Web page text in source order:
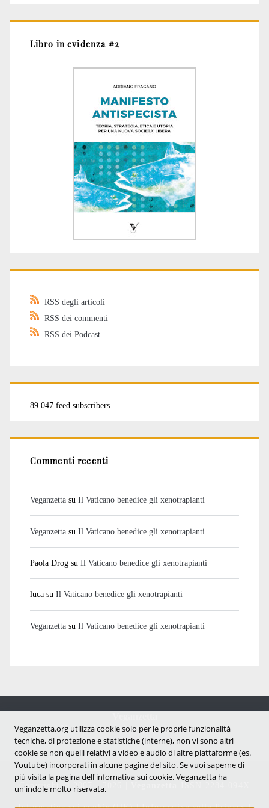
Libro in evidenza #2
RSS degli articoli
RSS dei commenti
RSS dei Podcast
89.047 feed subscribers
Commenti recenti
Veganzettasu Il Vaticano benedice gli xenotrapianti
Veganzettasu Il Vaticano benedice gli xenotrapianti
Paola Drogsu Il Vaticano benedice gli xenotrapianti
lucasu Il Vaticano benedice gli xenotrapianti
Veganzettasu Il Vaticano benedice gli xenotrapianti
Notizie dal mondo vegan e antispecista
Copyright © 2007 - 2026 |
Veganzetta.org utilizza cookie solo per le proprie funzionalità
tecniche, di protezione e statistiche (interne), non vi sono altri
cookie se non quelli relativi a video e audio di altre piattaforme (es.
Youtube) incorporati in alcune pagine del sito. Se vuoi saperne di
più visita la pagina dell'infornativa sui cookie. Veganzetta ha
un'indole molto riservata.